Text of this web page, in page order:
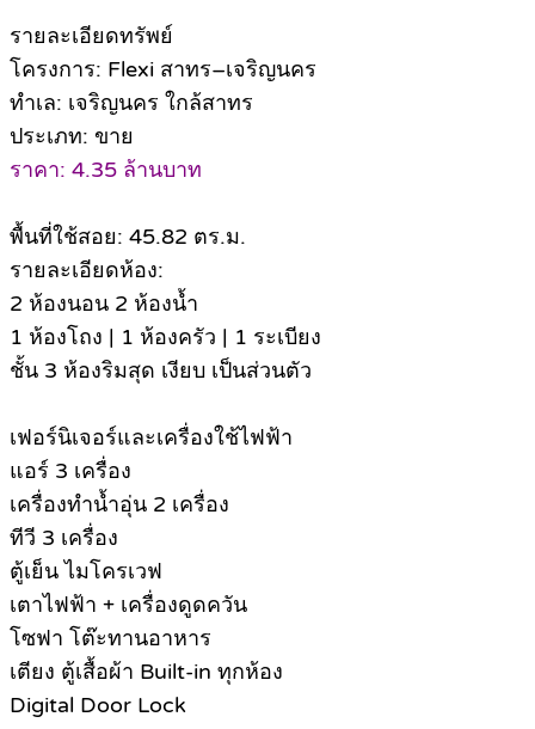
รายละเอียดทรัพย์
โครงการ: Flexi สาทร–เจริญนคร
ทำเล: เจริญนคร ใกล้สาทร
ประเภท: ขาย
ราคา: 4.35 ล้านบาท
พื้นที่ใช้สอย: 45.82 ตร.ม.
รายละเอียดห้อง:
2 ห้องนอน 2 ห้องน้ำ
1 ห้องโถง | 1 ห้องครัว | 1 ระเบียง
ชั้น 3 ห้องริมสุด เงียบ เป็นส่วนตัว
เฟอร์นิเจอร์และเครื่องใช้ไฟฟ้า
แอร์ 3 เครื่อง
เครื่องทำน้ำอุ่น 2 เครื่อง
ทีวี 3 เครื่อง
ตู้เย็น ไมโครเวฟ
เตาไฟฟ้า + เครื่องดูดควัน
โซฟา โต๊ะทานอาหาร
เตียง ตู้เสื้อผ้า Built-in ทุกห้อง
Digital Door Lock